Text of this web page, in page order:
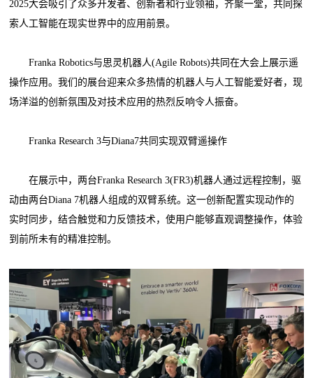
2025大会吸引了众多开发者、创新者和行业领袖，齐聚一堂，共同探
索人工智能在现实世界中的应用前景。
Franka Robotics与思灵机器人(Agile Robots)共同在大会上展示遥
操作应用。我们的展台迎来众多热情的机器人与人工智能爱好者，现
场洋溢的创新氛围及对技术应用的热烈反响令人振奋。
Franka Research 3与Diana7共同实现双臂遥操作
在展示中，两台Franka Research 3(FR3)机器人通过远程控制，驱
动由两台Diana 7机器人组成的双臂系统。这一创新配置实现动作的
实时同步，结合触觉和力反馈技术，使用户能够直观调整操作，体验
到前所未有的精准控制。